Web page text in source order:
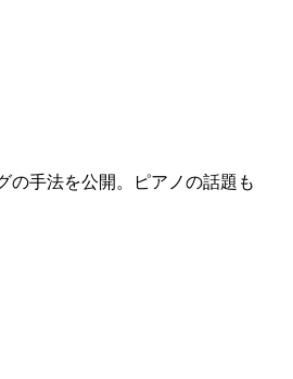
の手法を公開。ピアノの話題も